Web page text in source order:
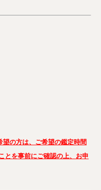
の方は、ご希望の鑑定時間
とを事前にご確認の上、お申